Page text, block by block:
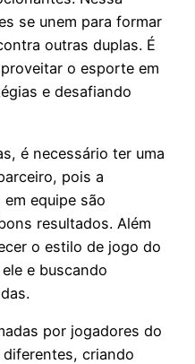
se unem para formar
outras duplas. É
o esporte em
e desafiando
é necessário ter uma
pois a
equipe são
resultados. Além
o estilo de jogo do
e buscando
por jogadores do
criando